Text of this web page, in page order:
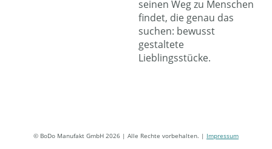
seinen Weg zu Menschen
findet, die genau das
suchen: bewusst
gestaltete
Lieblingsstücke.
© BoDo Manufakt GmbH 2026 | Alle Rechte vorbehalten. | Impressum